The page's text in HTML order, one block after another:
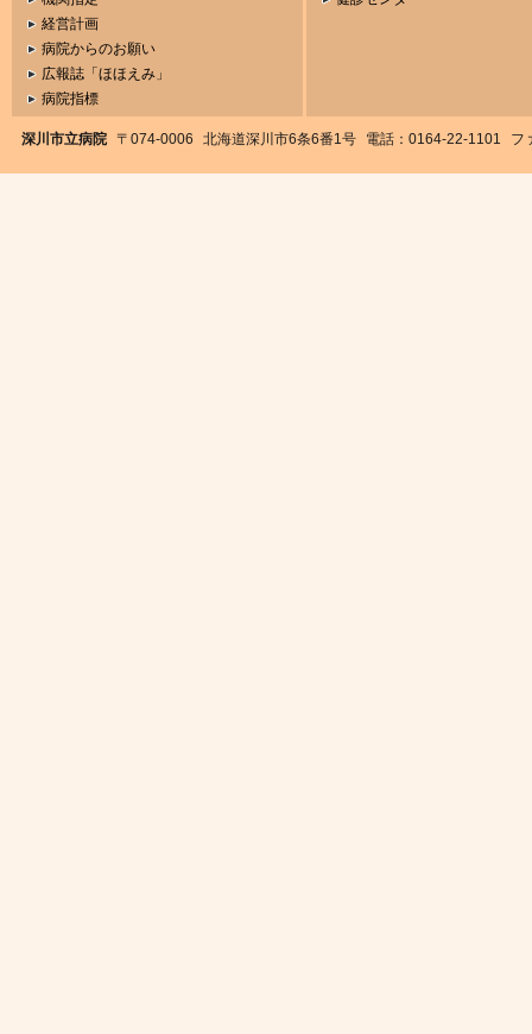
経営計画
病院からのお願い
広報誌「ほほえみ」
病院指標
深川市立病院 〒074-0006 北海道深川市6条6番1号 電話：0164-22-1101 フ